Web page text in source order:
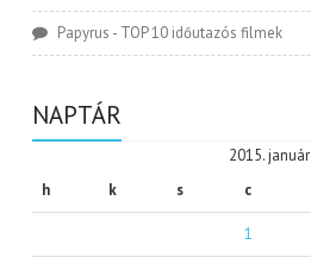
Papyrus - TOP 10 időutazós filmek
NAPTÁR
2015. január
h
k s c
1